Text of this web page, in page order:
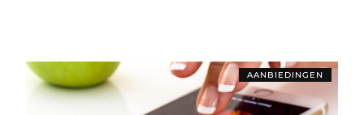
AANBIEDINGEN